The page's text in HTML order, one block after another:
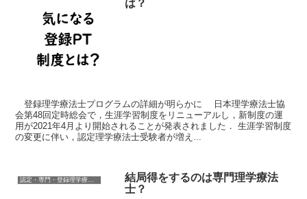
は？
登録理学療法士プログラムの詳細が明らかに 日本理学療法士協
会第48回定時総会で，生涯学習制度をリニューアルし，新制度の運
用が2021年4月より開始されることが発表されました． 生涯学習制度
の変更に伴い，認定理学療法士受験者が増え...
結局得をするのは専門理学療法
士？